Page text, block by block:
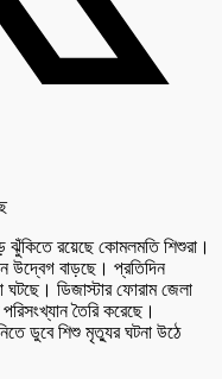
ঝুঁকিতে রয়েছে কোমলমতি শিশুরা।
উদ্বেগ বাড়ছে। প্রতিদিন
ডিজাস্টার ফোরাম জেলা
তৈরি করেছে।
ডুবে শিশু মৃত্যুর ঘটনা উঠে